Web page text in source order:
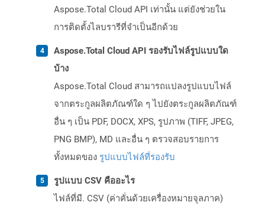
Aspose.Total Cloud API เท่านั้น แต่ยังช่วยใน
การติดตั้งไลบรารีที่จำเป็นอีกด้วย
Aspose.Total Cloud API รองรับไฟล์รูปแบบใด
บ้าง
Aspose.Total Cloud สามารถแปลงรูปแบบไฟล์
จากตระกูลผลิตภัณฑ์ใด ๆ ไปยังตระกูลผลิตภัณฑ์
อื่น ๆ เป็น PDF, DOCX, XPS, รูปภาพ (TIFF, JPEG,
PNG BMP), MD และอื่น ๆ ตรวจสอบรายการ
ทั้งหมดของ รูปแบบไฟล์ที่รองรับ
รูปแบบ CSV คืออะไร
ไฟล์ที่มี. CSV (ค่าคั่นด้วยเครื่องหมายจุลภาค)